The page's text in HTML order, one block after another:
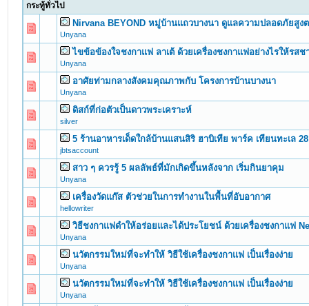
กระทู้ทั่วไป
Nirvana BEYOND หมู่บ้านแถวบางนา ดูแลความปลอดภัยสูง
Unyana
0 Vote(s) - 0 out of 5 in Average
123 45
ไขข้อข้องใจชงกาแฟ ลาเต้ ด้วยเครื่องชงกาแฟอย่างไรให้รสช
Unyana
0 Vote(s) - 0 out of 5 in Average
1 234 5
อาศัยท่ามกลางสังคมคุณภาพกับ โครงการบ้านบางนา
Unyana
0 Vote(s) - 0 out of 5 in Average
12345
ดิสก์ที่ก่อตัวเป็นดาวพระเคราะห์
silver
0 Vote(s) - 0 out of 5 in Average
1 2 34 5
5 ร้านอาหารเด็ดใกล้บ้านแสนสิริ ฮาบิเทีย พาร์ค เทียนทะเล
jbtsaccount
0 Vote(s) - 0 out of 5 in Average
1 2345
สาว ๆ ควรรู้ 5 ผลลัพธ์ที่มักเกิดขึ้นหลังจาก เริ่มกินยาคุม
Unyana
0 Vote(s) - 0 out of 5 in Average
12345
เครื่องวัดแก๊ส ตัวช่วยในการทำงานในพื้นที่อับอากาศ
hellowriter
0 Vote(s) - 0 out of 5 in Average
1 2 34 5
วิธีชงกาแฟดำให้อร่อยและได้ประโยชน์ ด้วยเครื่องชงกาแฟ
Unyana
0 Vote(s) - 0 out of 5 in Average
12 345
นวัตกรรมใหม่ที่จะทำให้ วิธีใช้เครื่องชงกาแฟ เป็นเรื่องง่าย
Unyana
0 Vote(s) - 0 out of 5 in Average
1234 5
นวัตกรรมใหม่ที่จะทำให้ วิธีใช้เครื่องชงกาแฟ เป็นเรื่องง่าย
Unyana
0 Vote(s) - 0 out of 5 in Average
1234 5